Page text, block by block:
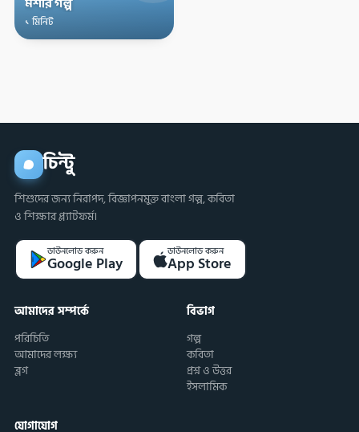
১ মিনিট
চিন্টু
শিশুদের জন্য নিরাপদ, বিজ্ঞাপনমুক্ত বাংলা গল্প, কবিতা
ও শিক্ষার প্ল্যাটফর্ম।
ডাউনলোড করুন
Google Play
ডাউনলোড করুন
App Store
আমাদের সম্পর্কে
পরিচিতি
আমাদের লক্ষ্য
ব্লগ
বিভাগ
গল্প
কবিতা
প্রশ্ন ও উত্তর
ইসলামিক
যোগাযোগ